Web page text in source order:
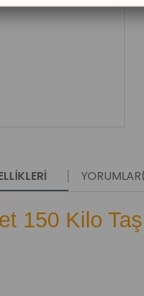
YORUMLAR
150 Kilo